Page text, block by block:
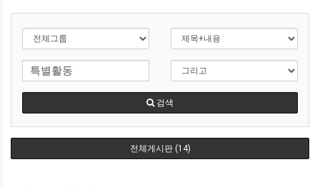
검색
전체게시판 (14)